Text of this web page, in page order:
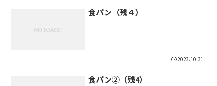
食パン（残４）
2023.10.31
食パン②（残4）